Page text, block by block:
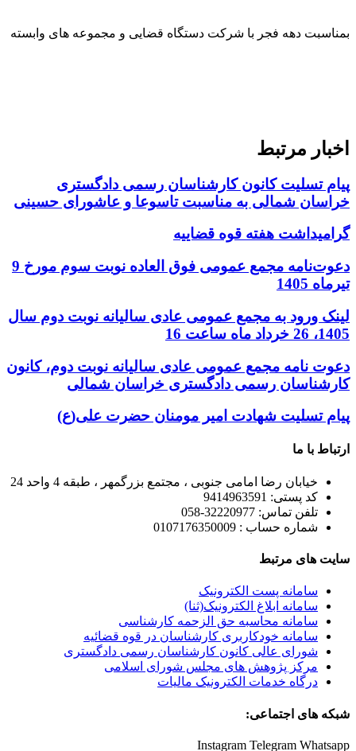
بمناسبت دهه فجر با شرکت دستگاه قضایی و مجموعه های وابسته
اخبار مرتبط
پیام تسلیت کانون کارشناسان رسمی دادگستری
خراسان شمالی به مناسبت تاسوعا و عاشورای حسینی
گرامیداشت هفته قوه قضاییه
دعوت‌نامه مجمع عمومی فوق العاده نوبت سوم مورخ 9
تیرماه 1405
لینک ورود به مجمع عمومی عادی سالیانه نوبت دوم سال
1405، 26 خرداد ماه ساعت 16
دعوت نامه مجمع عمومی عادی سالیانه نوبت دوم، کانون
کارشناسان رسمی دادگستری خراسان شمالی
پیام تسلیت شهادت امیر مومنان حضرت علی(ع)
ارتباط با ما
خیابان رضا امامی جنوبی ، مجتمع بزرگمهر ، طبقه 4 واحد 24
کد پستی: 9414963591
تلفن تماس: 32220977-058
شماره حساب : 0107176350009
سایت های مرتبط
سامانه پست الکترونیک
سامانه ابلاغ الکترونیک(ثنا)
سامانه محاسبه حق الزحمه کارشناسی
سامانه خودکاربری کارشناسان در قوه قضائیه
شورای عالی کانون کارشناسان رسمی دادگستری
مرکز پژوهش های مجلس شورای اسلامی
درگاه خدمات الکترونیک مالیات
شبکه های اجتماعی:
Instagram Telegram Whatsapp